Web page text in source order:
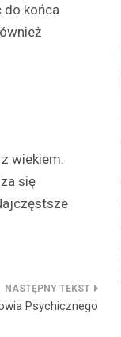
do końca
wiekiem.
się
Psychicznego
dla Ciebie
zrobić coś